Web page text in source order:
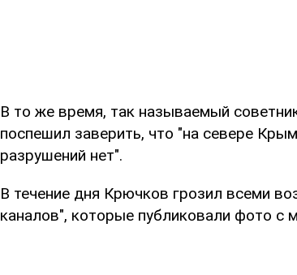
В то же время, так называемый
поспешил заверить, что "на севере
разрушений нет".
В течение дня Крючков грозил всеми
каналов", которые публиковали фото с